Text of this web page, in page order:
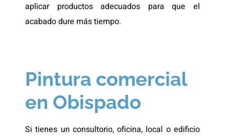
aplicar productos adecuados para que el
acabado dure más tiempo.
Pintura comercial
en Obispado
Si tienes un consultorio, oficina, local o edificio